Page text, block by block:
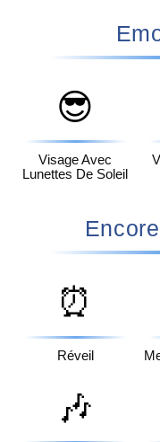
😎
Visage Avec
Lunettes De Soleil
⏰
Réveil
🎶